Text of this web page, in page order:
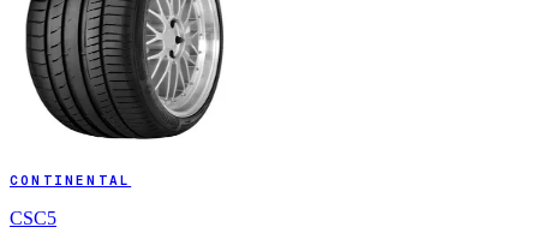
CONTINENTAL
CSC5